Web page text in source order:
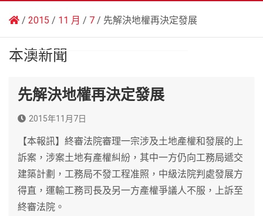
2015 11 月 7 先解決地權再決定發展
本澳新聞
先解決地權再決定發展
2015年11月7日
【本報訊】終審法院審理一宗涉及土地產權和發展的上
訴案，涉案土地有產權糾紛，其中一方仍向工務局遞交
建築計劃，工務局不發工程准照，中級法院判處發展方
得直，運輸工務司長及另一方產權爭議人不服，上訴至
終審法院。